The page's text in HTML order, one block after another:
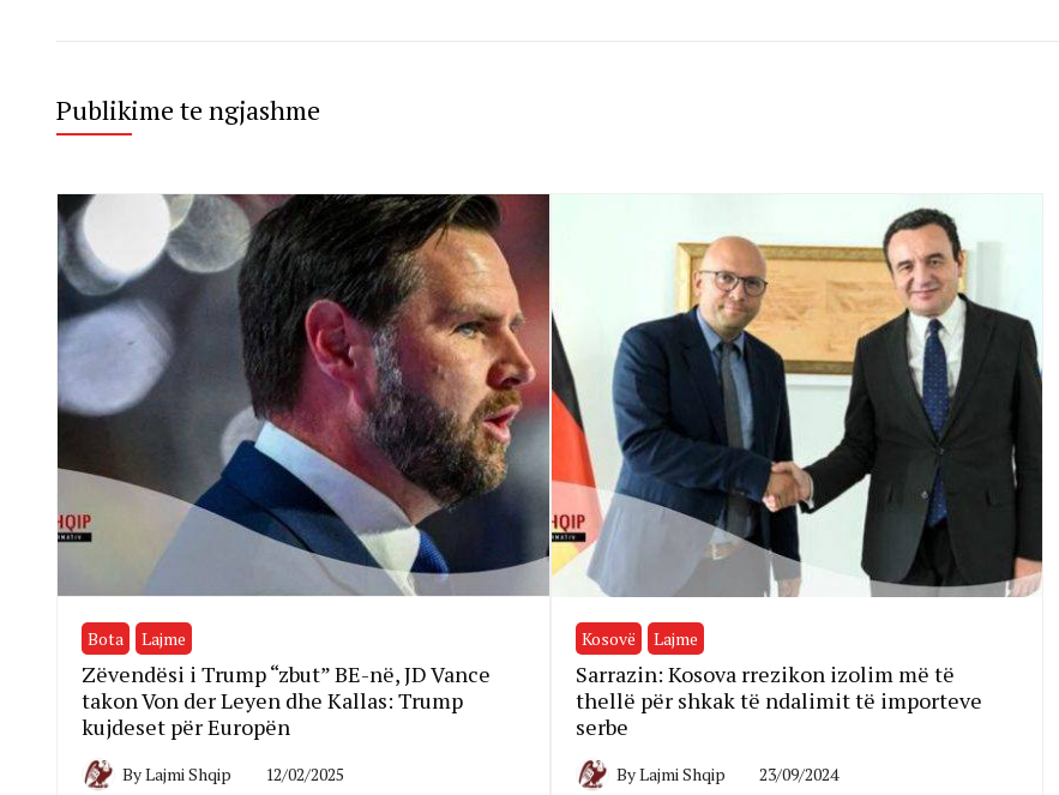
Publikime te ngjashme
Bota Lajme
Zëvendësi i Trump “zbut” BE-në, JD Vance
takon Von der Leyen dhe Kallas: Trump
kujdeset për Europën
ByLajmi Shqip 12/02/2025
Kosovë Lajme
Sarrazin: Kosova rrezikon izolim më të
thellë për shkak të ndalimit të importeve
serbe
ByLajmi Shqip 23/09/2024